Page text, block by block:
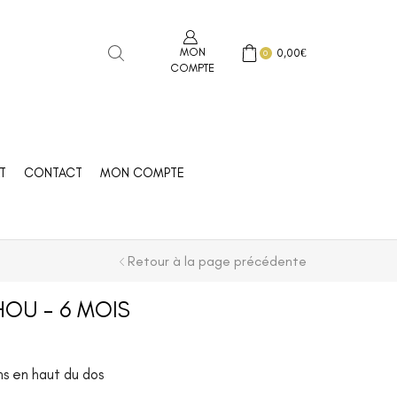
MON
COMPTE
0 0,00€
CONTACT MON COMPTE
Retour à la page précédente
– 6 MOIS
en haut du dos